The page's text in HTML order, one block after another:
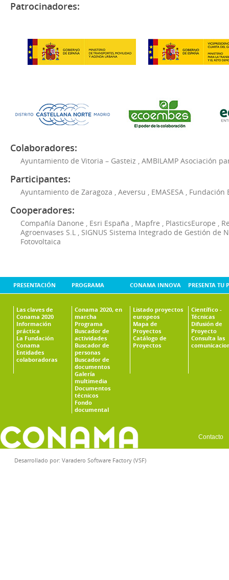
Patrocinadores:
Colaboradores:
Ayuntamiento de Vitoria – Gasteiz AMBILAMP Asociación
Participantes:
Ayuntamiento de Zaragoza Aeversu EMASESA Fundación
Cooperadores:
Compañía Danone Esri España Mapfre PlasticsEurope
Agroenvases S.L
SIGNUS Sistema Integrado de Gestión de
Fotovoltaica
PRESENTACIÓN
Las claves de
Conama 2020
Información
práctica
La Fundación
Conama
Entidades
colaboradoras
PROGRAMA
Conama 2020, en
marcha
Programa
Buscador de
actividades
Buscador de
personas
Buscador de
documentos
Galería
multimedia
Documentos
técnicos
Fondo
documental
CONAMA INNOVA
Listado proyectos
europeos
Mapa de
Proyectos
Catálogo de
Proyectos
PRESENTA TU
Científico -
Técnicas
Difusión de
Proyecto
Consulta las
Contacto
Desarrollado por: Varadero Software Factory (VSF)